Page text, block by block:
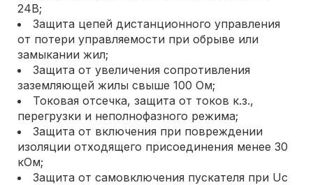
24В;
Защита цепей дистанционного управления
от потери управляемости при обрыве или
замыкании жил;
Защита от увеличения сопротивления
заземляющей жилы свыше 100 Ом;
Токовая отсечка, защита от токов к.з.,
перегрузки и неполнофазного режима;
Защита от включения при повреждении
изоляции отходящего присоединения менее 30
кОм;
Защита от самовключения пускателя при Uc